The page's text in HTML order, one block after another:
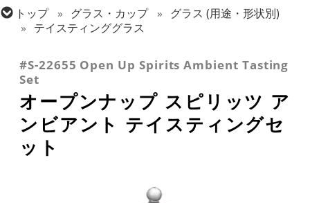
トップ グラス・カップ
グラス (用途・形状別)
テイスティンググラス
その他ブランド
#S-22655 Open Up Spirits Ambient Tasting
Set
オープンナップ スピリッツ ア
ンビアント テイスティングセ
ット